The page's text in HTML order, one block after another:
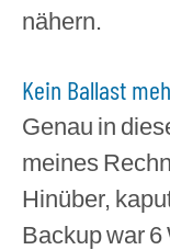
nähern.
Kein Ballast
Genau in
meines
Hinüber,
Backup war 6